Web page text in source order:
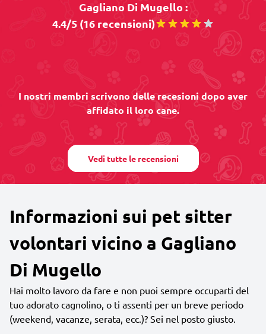
Gagliano Di Mugello :
4.4/5 (16 recensioni)
I nostri membri scrivono delle recesioni dopo aver
affidato il loro cane.
Vedi tutte le recensioni
Informazioni sui pet sitter
volontari vicino a Gagliano
Di Mugello
Hai molto lavoro da fare e non puoi sempre occuparti del
tuo adorato cagnolino, o ti assenti per un breve periodo
(weekend, vacanze, serata, ecc.)? Sei nel posto giusto.